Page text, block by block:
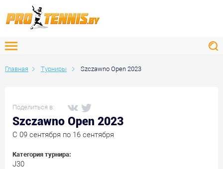
Главная Турниры Szczawno Open 2023
Поделиться в:
Szczawno Open 2023
C 09 сентября по 16 сентября
Категория турнира:
J30